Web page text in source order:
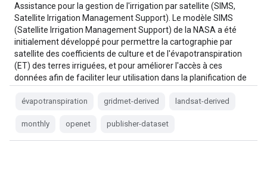
Assistance pour la gestion de l'irrigation par satellite (SIMS,
Satellite Irrigation Management Support). Le modèle SIMS
(Satellite Irrigation Management Support) de la NASA a été
initialement développé pour permettre la cartographie par
satellite des coefficients de culture et de l'évapotranspiration
(ET) des terres irriguées, et pour améliorer l'accès à ces
données afin de faciliter leur utilisation dans la planification de
évapotranspiration gridmet-derived landsat-derived
monthly openet publisher-dataset